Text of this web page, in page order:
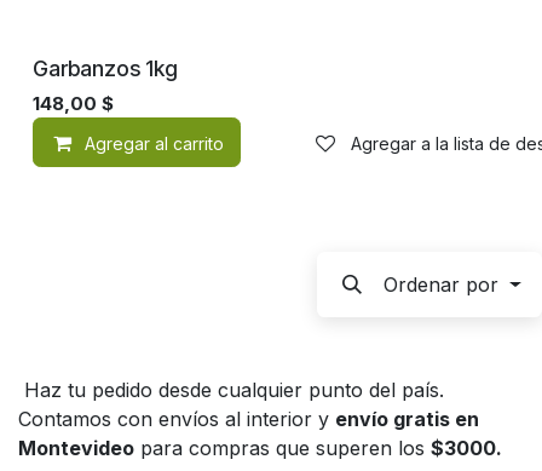
Garbanzos 1kg
148,00 $
Agregar al carrito Agregar a la lista de
Ordenar por
Haz tu pedido desde cualquier punto del país.
Contamos con envíos al interior y envío gratis en
Montevideo para compras que superen los $3000.